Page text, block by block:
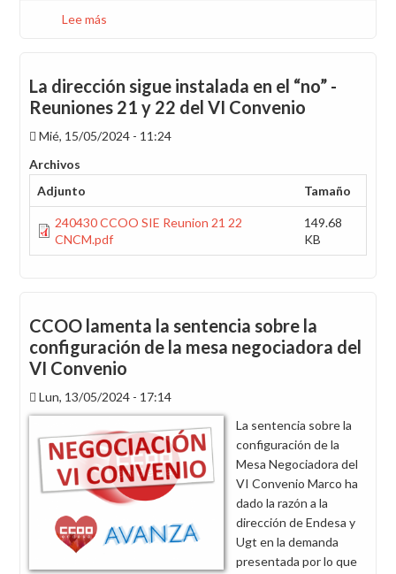
Lee más
la
revalorización
salarial
en
La dirección sigue instalada en el “no” -
Reuniones 21 y 22 del VI Convenio
Mié, 15/05/2024 - 11:24
Archivos
Adjunto
Tamaño
240430 CCOO SIE Reunion 21 22
CNCM.pdf
149.68
KB
CCOO lamenta la sentencia sobre la
configuración de la mesa negociadora del
VI Convenio
Lun, 13/05/2024 - 17:14
La sentencia sobre la
configuración de la
Mesa Negociadora del
VI Convenio Marco ha
dado la razón a la
dirección de Endesa y
Ugt en la demanda
presentada por lo que